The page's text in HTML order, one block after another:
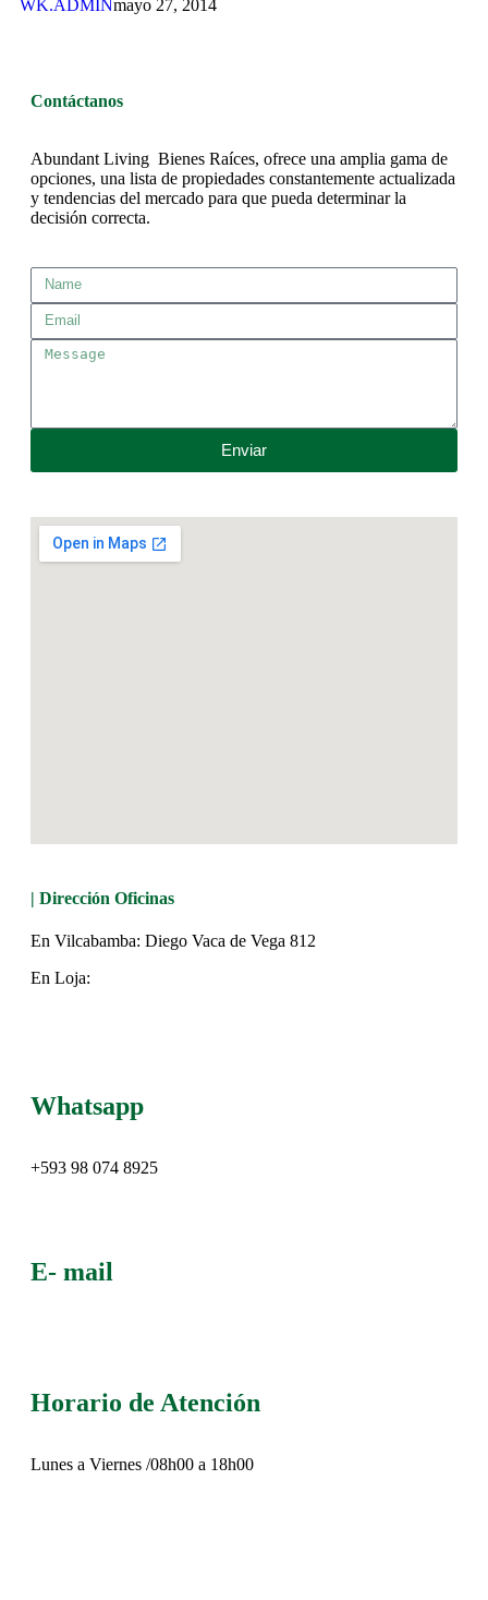
WK.ADMINmayo 27, 2014
Contáctanos
Abundant Living Bienes Raíces, ofrece una amplia gama de
opciones, una lista de propiedades constantemente actualizada
y tendencias del mercado para que pueda determinar la
decisión correcta.
Enviar
| Dirección Oficinas
En Vilcabamba: Diego Vaca de Vega 812
En Loja:
Whatsapp
+593 98 074 8925
E- mail
Horario de Atención
Lunes a Viernes /08h00 a 18h00